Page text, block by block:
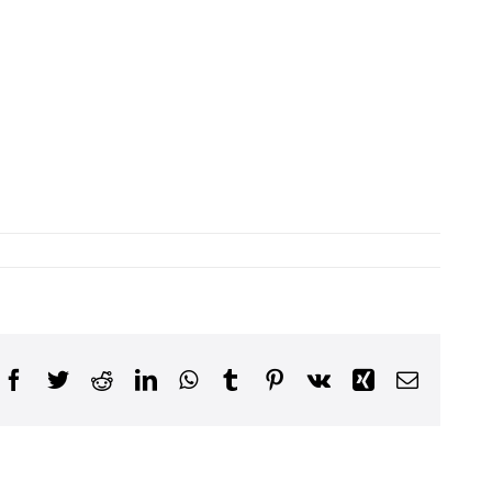
Facebook
TwitterRedditLinkedInWhatsApp
TumblrPinterest
Vk XingEmail